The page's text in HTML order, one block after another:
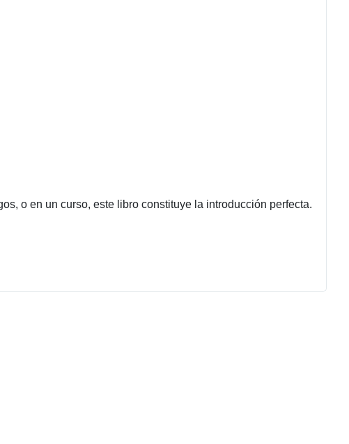
o en un curso, este libro constituye la introducción perfecta.